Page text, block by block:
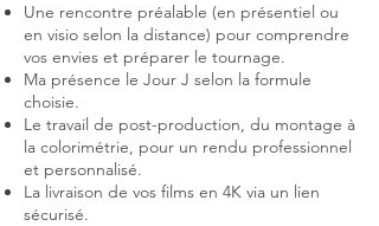
Une rencontre préalable (en présentiel ou
en visio selon la distance) pour comprendre
vos envies et préparer le tournage.
Ma présence le Jour J selon la formule
choisie.
Le travail de post-production, du montage à
la colorimétrie, pour un rendu professionnel
et personnalisé.
La livraison de vos films en 4K via un lien
sécurisé.